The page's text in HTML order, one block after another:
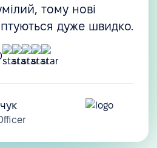
тому нові
дуже швидко.